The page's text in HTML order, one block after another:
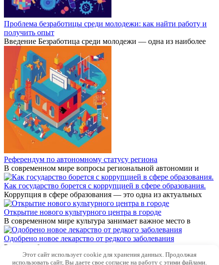
Проблема безработицы среди молодежи: как найти работу и
получить опыт
Введение Безработица среди молодежи — одна из наиболее
Референдум по автономному статусу региона
В современном мире вопросы региональной автономии и
Как государство борется с коррупцией в сфере образования.
Коррупция в сфере образования — это одна из актуальных
Открытие нового культурного центра в городе
В современном мире культура занимает важное место в
Одобрено новое лекарство от редкого заболевания
Редкие заболевания по своим характеристикам и
распространённости
Этот сайт использует cookie для хранения данных. Продолжая
использовать сайт, Вы даете свое согласие на работу с этими файлами.